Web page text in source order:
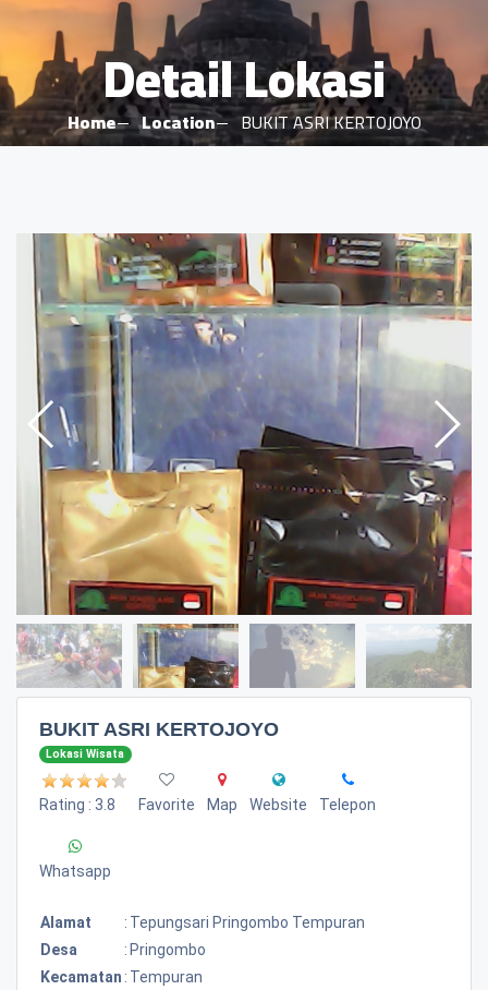
Detail Lokasi
Home Location BUKIT ASRI KERTOJOYO
BUKIT ASRI KERTOJOYO
Lokasi Wisata
Rating : 3.8 Favorite Map Website Telepon
Whatsapp
Alamat : Tepungsari Pringombo Tempuran
Desa
: Pringombo
Kecamatan : Tempuran